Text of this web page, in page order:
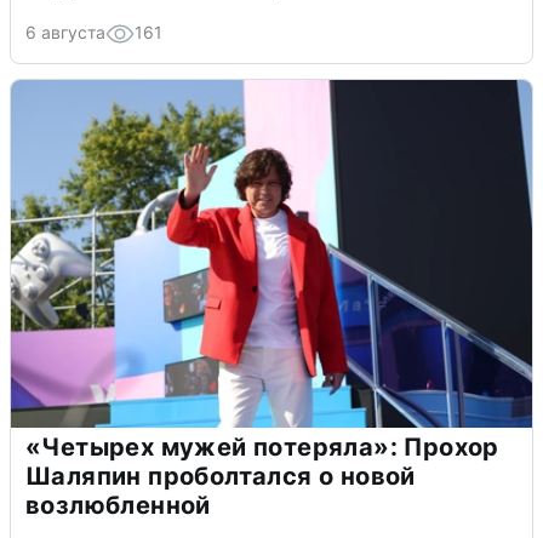
6 августа 161
«Четырех мужей потеряла»: Прохор
Шаляпин проболтался о новой
возлюбленной